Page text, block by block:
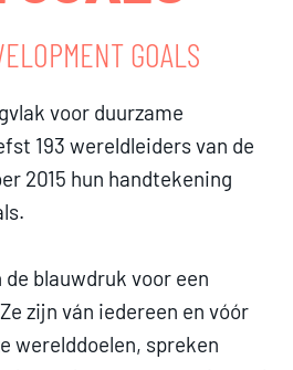
GOALS
voor duurzame
193 wereldleiders van de
2015 hun handtekening
de blauwdruk voor een
zijn ván iedereen en vóór
werelddoelen, spreken